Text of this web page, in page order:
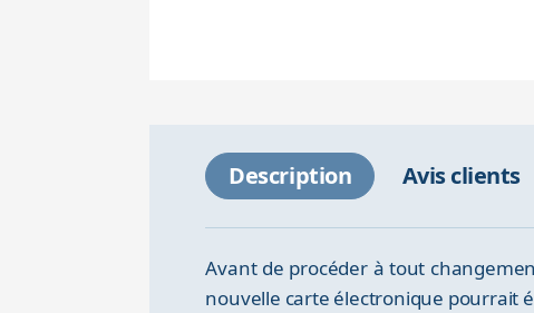
Description Avis clients
Avant de procéder à tout
nouvelle carte électronique pourrait